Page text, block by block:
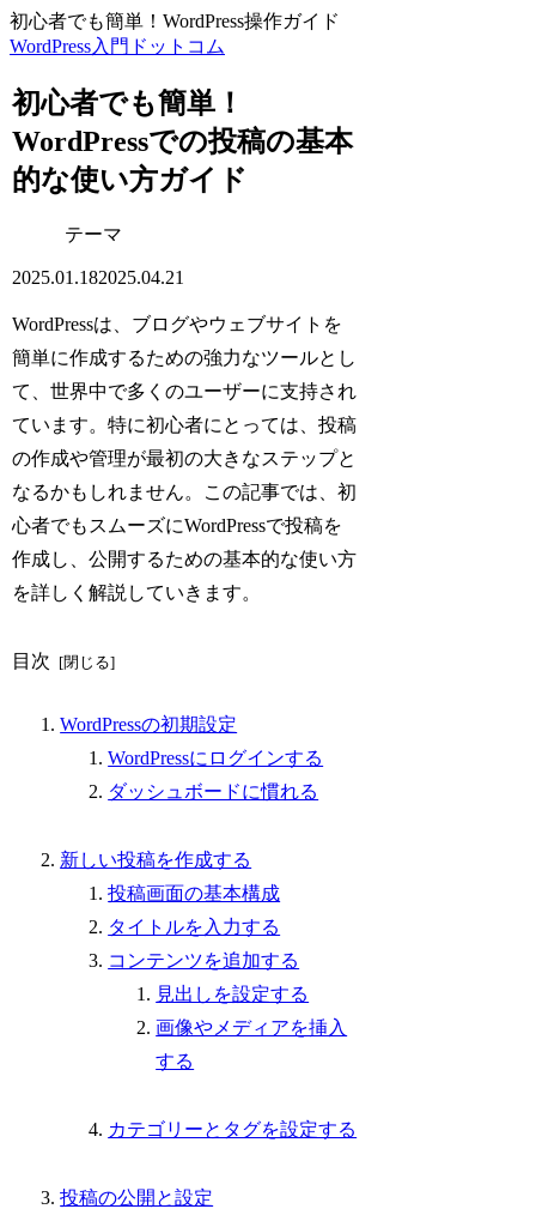
初心者でも簡単！WordPress操作ガイド
WordPress入門ドットコム
初心者でも簡単！
WordPressでの投稿の基本
的な使い方ガイド
テーマ
2025.01.182025.04.21
WordPressは、ブログやウェブサイトを
簡単に作成するための強力なツールとし
て、世界中で多くのユーザーに支持され
ています。特に初心者にとっては、投稿
の作成や管理が最初の大きなステップと
なるかもしれません。この記事では、初
心者でもスムーズにWordPressで投稿を
作成し、公開するための基本的な使い方
を詳しく解説していきます。
目次
WordPressの初期設定
WordPressにログインする
ダッシュボードに慣れる
新しい投稿を作成する
投稿画面の基本構成
タイトルを入力する
コンテンツを追加する
見出しを設定する
画像やメディアを挿入
する
カテゴリーとタグを設定する
投稿の公開と設定